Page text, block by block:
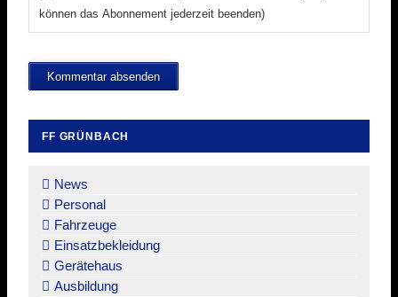
können das Abonnement jederzeit beenden)
Kommentar absenden
FF GRÜNBACH
überspringen
News
Personal
Fahrzeuge
Einsatzbekleidung
Gerätehaus
Ausbildung